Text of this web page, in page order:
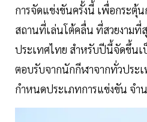
การจัดแข่งขันครั้งนี้ เพื่อกระตุ้น
สถานที่เล่นโต้คลื่น ที่สวยงามที่
ประเทศไทย สำหรับปีนี้จัดขึ้นเ
ตอบรับจากนักกีฬาจากทั่วประเ
กำหนดประเภทการแข่งขัน จำ